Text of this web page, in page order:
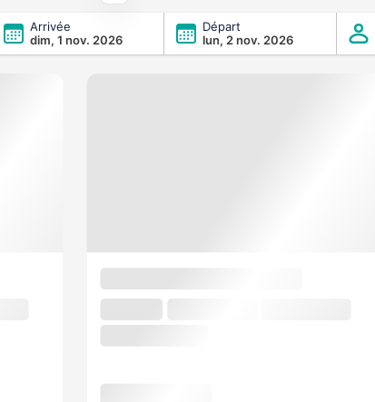
Arrivée
dim, 1 nov. 2026
Départ
lun, 2 nov. 2026